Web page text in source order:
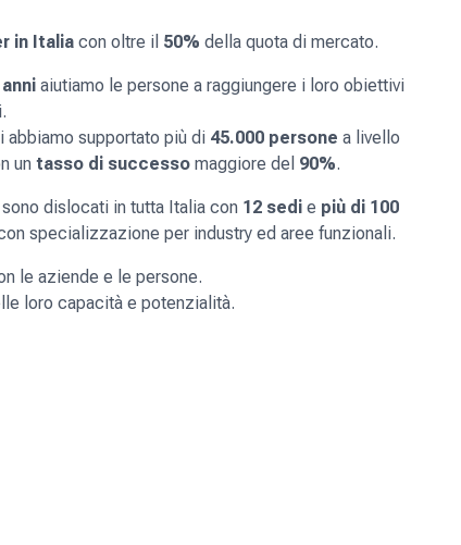
in Italia con oltre il 50% della quota di mercato.
aiutiamo le persone a raggiungere i loro obiettivi
abbiamo supportato più di 45.000 personea livello
untasso di successo maggiore del 90%.
dislocati in tutta Italia con 12 sedi e più di 100
specializzazione per industry ed aree funzionali.
le aziende e le persone.
loro capacità e potenzialità.